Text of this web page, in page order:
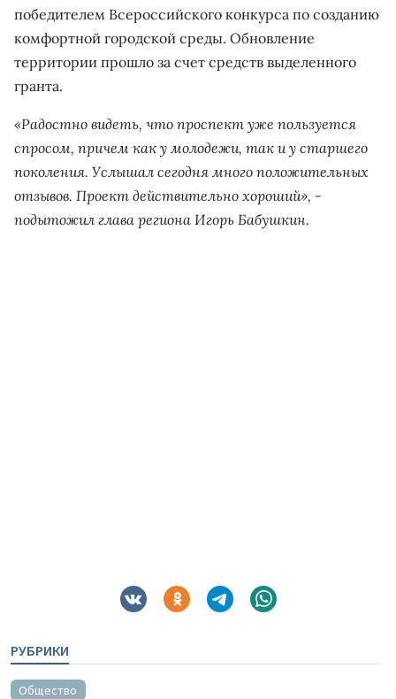
победителем Всероссийского конкурса по созданию
комфортной городской среды. Обновление
территории прошло за счет средств выделенного
гранта.
«Радостно видеть, что проспект уже пользуется
спросом, причем как у молодежи, так и у старшего
поколения. Услышал сегодня много положительных
отзывов. Проект действительно хороший», -
подытожил глава региона Игорь Бабушкин.
РУБРИКИ
Общество